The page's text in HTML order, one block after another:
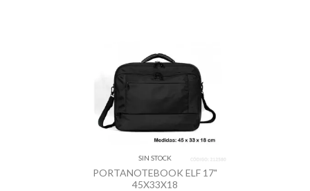
SIN STOCK
PORTANOTEBOOK ELF 17"
45X33X18